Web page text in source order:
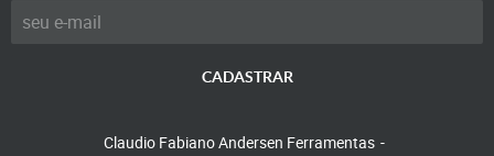
CADASTRAR
Claudio Fabiano Andersen Ferramentas